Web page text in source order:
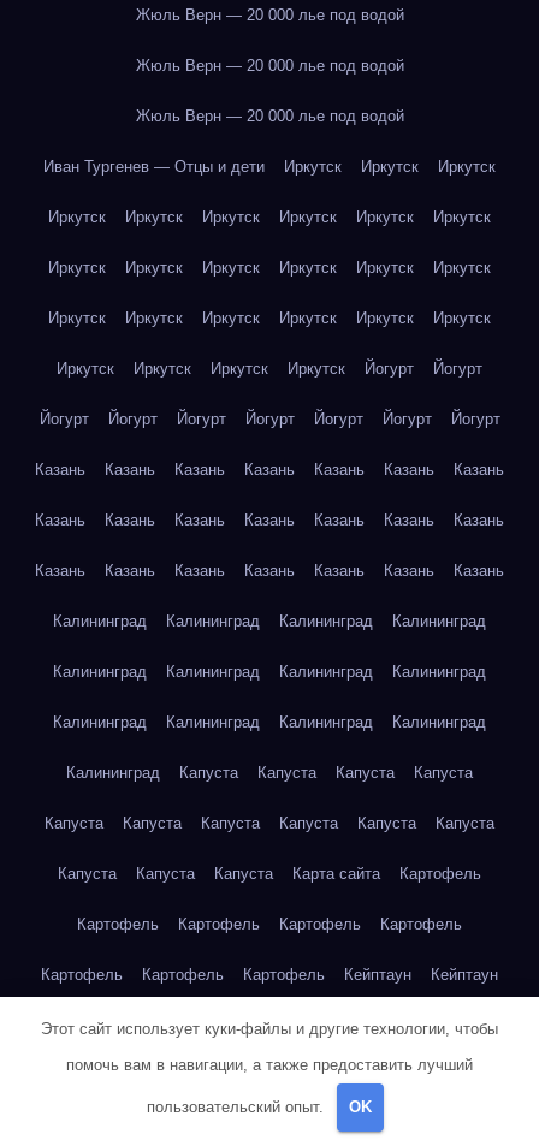
Жюль Верн — 20 000 лье под водой
Жюль Верн — 20 000 лье под водой
Жюль Верн — 20 000 лье под водой
Иван Тургенев — Отцы и дети Иркутск Иркутск Иркутск
Иркутск Иркутск Иркутск Иркутск Иркутск Иркутск
Иркутск Иркутск Иркутск Иркутск Иркутск Иркутск
Иркутск Иркутск Иркутск Иркутск Иркутск Иркутск
Иркутск Иркутск Иркутск Иркутск Йогурт Йогурт
Йогурт Йогурт Йогурт Йогурт Йогурт Йогурт Йогурт
Казань Казань Казань Казань Казань Казань Казань
Казань Казань Казань Казань Казань Казань Казань
Казань Казань Казань Казань Казань Казань Казань
Калининград Калининград Калининград Калининград
Калининград Калининград Калининград Калининград
Калининград Калининград Калининград Калининград
Калининград Капуста Капуста Капуста Капуста
Капуста Капуста Капуста Капуста Капуста Капуста
Капуста Капуста Капуста Карта сайта Картофель
Картофель Картофель Картофель Картофель
Картофель Картофель Картофель Кейптаун Кейптаун
Кейптаун Кейптаун Кейптаун Кейптаун Кейптаун
Кейптаун Кейптаун Кейптаун Кейптаун Кейптаун
Кейптаун
Этот сайт использует куки-файлы и другие технологии, чтобы
помочь вам в навигации, а также предоставить лучший
пользовательский опыт. OK